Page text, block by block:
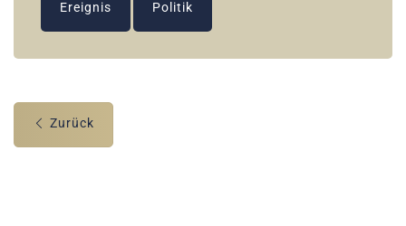
Ereignis Politik
Zurück